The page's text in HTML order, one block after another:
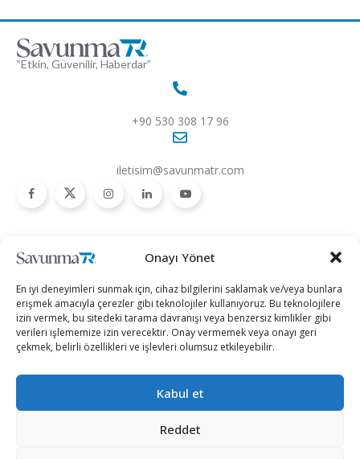
Onayı Yönet
En iyi deneyimleri sunmak için, cihaz bilgilerini saklamak ve/veya bunlara
erişmek amacıyla çerezler gibi teknolojiler kullanıyoruz. Bu teknolojilere
izin vermek, bu sitedeki tarama davranışı veya benzersiz kimlikler gibi
verileri işlememize izin verecektir. Onay vermemek veya onayı geri
çekmek, belirli özellikleri ve işlevleri olumsuz etkileyebilir.
Kabul et
Reddet
“Etkin, Güvenilir, Haberdar”
+90 530 308 17 96
iletisim@savunmatr.com
Savunma Sanayii
Hava Platformları
Kara Platformları
Deniz Platformları
İnsansız Sistemler
Kategoriler
Siber Güvenlik
Teknoloji
Röportajlar
Politika
Dosya Haber
SavunmaTR
Hakkımızda
Kariyer
Gizlilik Politikası
Künye